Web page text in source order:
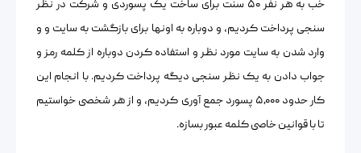
خب به هر نفر ۵۰ سنت برای ساخت یک پسوردی و شرکت در نظر
سنجی پرداخت کردیم، و دوباره به اونها برای بازگشت به سایت و و
وارد شدن به سایت مورد نظر و استفاده کردن دوباره از کلمه رمز و
جواب دادن به یک نظر سنجی دیگه پرداخت کردیم. با انجام این
کار حدود ۵٫۰۰۰ پسورد جمع آوری کردیم، و از هر شخصی خواستیم
تا با قوانین خاصی کلمه عبور بسازه.